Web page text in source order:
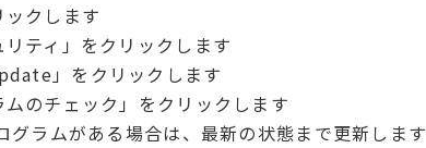
クします
ティ」をクリックします
」をクリックします
のチェック」をクリックします
グラムがある場合は、最新の状態まで更新します